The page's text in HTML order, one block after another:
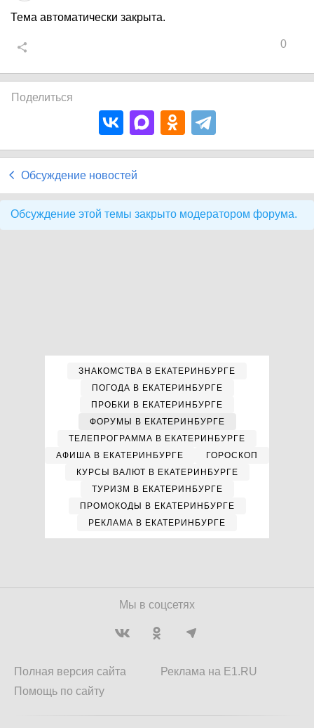
Тема автоматически закрыта.
0
Поделиться
Обсуждение новостей
Обсуждение этой темы закрыто модератором форума.
ЗНАКОМСТВА В ЕКАТЕРИНБУРГЕ
ПОГОДА В ЕКАТЕРИНБУРГЕ
ПРОБКИ В ЕКАТЕРИНБУРГЕ
ФОРУМЫ В ЕКАТЕРИНБУРГЕ
ТЕЛЕПРОГРАММА В ЕКАТЕРИНБУРГЕ
АФИША В ЕКАТЕРИНБУРГЕ
ГОРОСКОП
КУРСЫ ВАЛЮТ В ЕКАТЕРИНБУРГЕ
ТУРИЗМ В ЕКАТЕРИНБУРГЕ
ПРОМОКОДЫ В ЕКАТЕРИНБУРГЕ
РЕКЛАМА В ЕКАТЕРИНБУРГЕ
Мы в соцсетях
Полная версия сайта
Помощь по сайту
Реклама на E1.RU